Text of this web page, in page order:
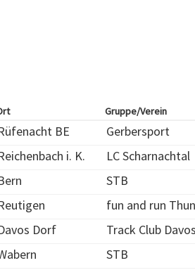
Gruppe/Verein
BE Gerbersport
i. K. LC Scharnachtal
STB
fun and run Thun
Dorf Track Club Davos
STB